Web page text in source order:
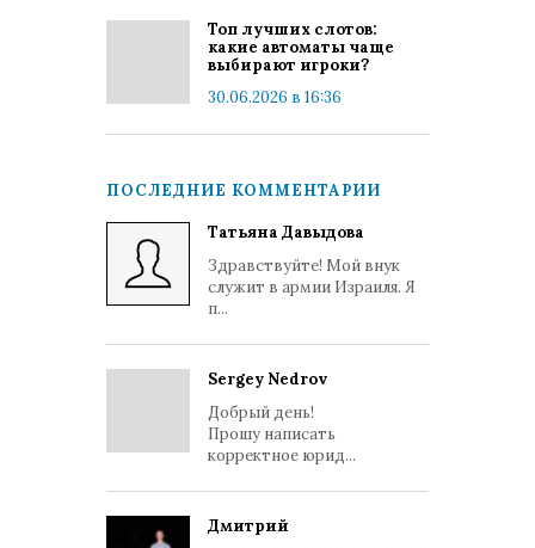
Топ лучших слотов:
какие автоматы чаще
выбирают игроки?
30.06.2026 в 16:36
ПОСЛЕДНИЕ КОММЕНТАРИИ
Татьяна Давыдова
Здравствуйте! Мой внук
служит в армии Израиля. Я
п...
Sergey Nedrov
Добрый день!
Прошу написать
корректное юрид...
Дмитрий